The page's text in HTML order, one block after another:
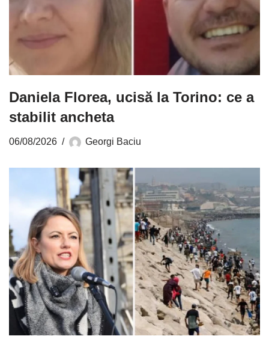
Daniela Florea, ucisă la Torino: ce a
stabilit ancheta
06/08/2026 Georgi Baciu